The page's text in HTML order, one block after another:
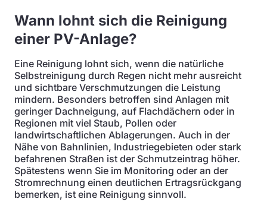
Wann lohnt sich die Reinigung
einer PV-Anlage?
Eine Reinigung lohnt sich, wenn die natürliche
Selbstreinigung durch Regen nicht mehr ausreicht
und sichtbare Verschmutzungen die Leistung
mindern. Besonders betroffen sind Anlagen mit
geringer Dachneigung, auf Flachdächern oder in
Regionen mit viel Staub, Pollen oder
landwirtschaftlichen Ablagerungen. Auch in der
Nähe von Bahnlinien, Industriegebieten oder stark
befahrenen Straßen ist der Schmutzeintrag höher.
Spätestens wenn Sie im Monitoring oder an der
Stromrechnung einen deutlichen Ertragsrückgang
bemerken, ist eine Reinigung sinnvoll.